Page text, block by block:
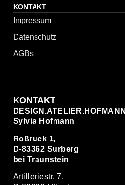
KONTAKT
Impressum
Datenschutz
AGBs
KONTAKT
DESIGN.ATELIER.HOFMANN
Sylvia Hofmann
Roßruck 1,
D-83362 Surberg
bei Traunstein
Artilleriestr. 7,